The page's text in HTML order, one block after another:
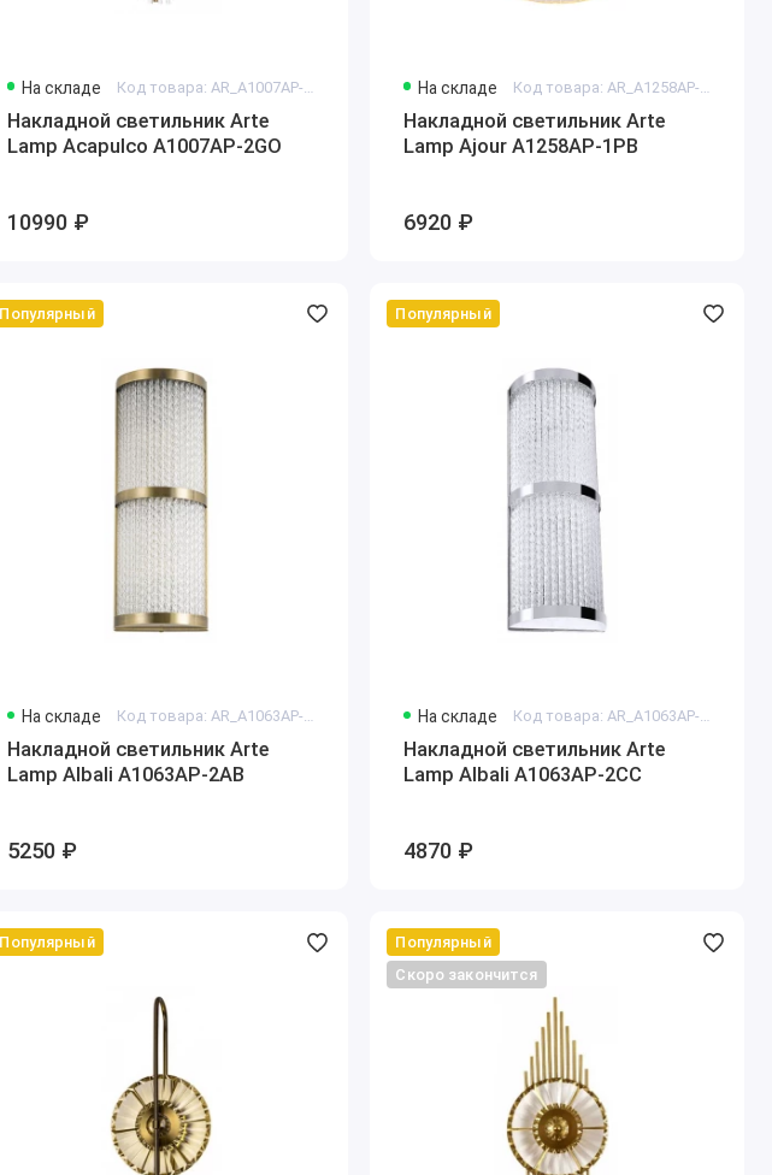
На складе Код товара: AR_A1007AP-2GO
Накладной светильник Arte
Lamp Acapulco A1007AP-2GO
10990 ₽
На складе Код товара: AR_A1258AP-1PB
Накладной светильник Arte
Lamp Ajour A1258AP-1PB
6920 ₽
Популярный
На складе Код товара: AR_A1063AP-2AB
Накладной светильник Arte
Lamp Albali A1063AP-2AB
5250 ₽
Популярный
На складе Код товара: AR_A1063AP-2CC
Накладной светильник Arte
Lamp Albali A1063AP-2CC
4870 ₽
Популярный
Популярный
Скоро закончится